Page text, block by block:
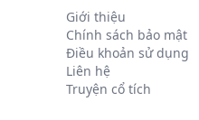
Giới thiệu
Chính sách bảo mật
Điều khoản sử dụng
Liên hệ
Truyện cổ tích